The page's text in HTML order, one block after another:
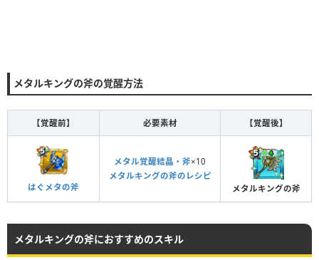
メタルキングの斧の覚醒方法
【覚醒前】 必要素材 【覚醒後】
はぐメタの斧
メタル覚醒結晶・斧×10
メタルキングの斧のレシピ
メタルキングの斧
メタルキングの斧におすすめのスキル